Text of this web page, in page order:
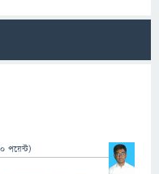
পয়েন্ট)